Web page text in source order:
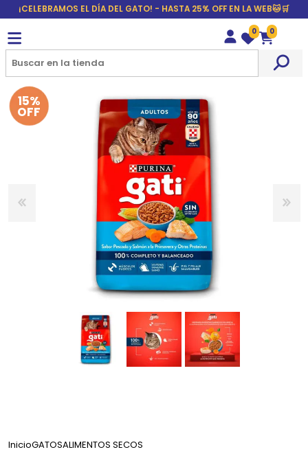
¡CELEBRAMOS EL DÍA DEL GATO! - HASTA 25% OFF EN LA WEB🐱🛒
Wishlist
0
Carrito
0
15%
OFF
InicioGATOSALIMENTOS SECOS